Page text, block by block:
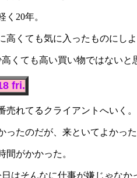
く20年。
くても気に入ったものにしよ
くても高い買い物ではないと
fri.
れてるクライアントへいく。
たのだが、来といてよかった
間がかかった。
はそんなに仕事が嫌じゃなか